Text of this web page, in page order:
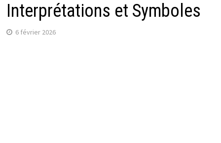
Interprétations et Symboles
6 février 2026